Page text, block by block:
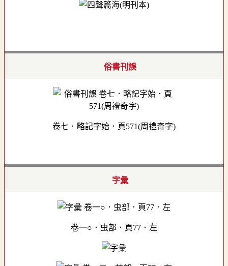
俗書刊誤
卷七．略記字始．頁571(周禮奇字)
字彙
卷一○．虫部．頁77．左